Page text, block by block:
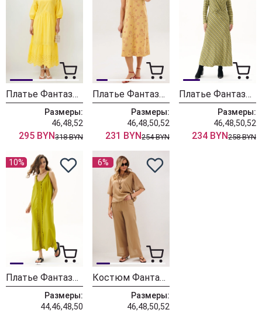
Платье Фантазия Мод 5413 желтый
Размеры:
46,48,52
295 BYN318 BYN
Платье Фантазия Мод 5214-1
Размеры:
46,48,50,52
231 BYN254 BYN
Платье Фантазия Мод 4890 лайм
Размеры:
46,48,50,52
234 BYN258 BYN
10%
Платье Фантазия Мод 4833
Размеры:
44,46,48,50
6%
Костюм Фантазия Мод 4783
Размеры:
46,48,50,52